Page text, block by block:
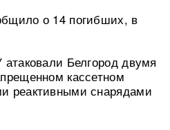
о 14 погибших, в
Белгород двумя
кассетном
реактивными снарядами